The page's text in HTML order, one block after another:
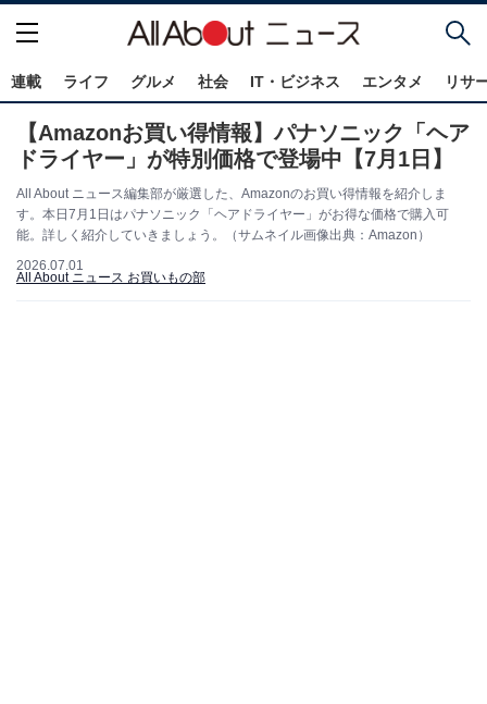
連載 ライフ グルメ 社会 IT・ビジネス エンタメ リサ
【Amazonお買い得情報】パナソニック「ヘア
ドライヤー」が特別価格で登場中【7月1日】
All About ニュース編集部が厳選した、Amazonのお買い得情報を紹介しま
す。本日7月1日はパナソニック「ヘアドライヤー」がお得な価格で購入可
能。詳しく紹介していきましょう。（サムネイル画像出典：Amazon）
2026.07.01
All About ニュース お買いもの部